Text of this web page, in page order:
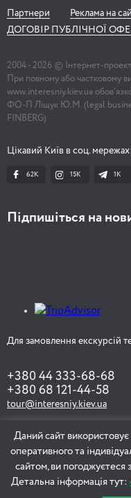
Партнери Реклама на
ДОГОВІР ПУБЛІЧНОЇ
2004 - 2026 © Інтернет-
При повному або частковому
www.interesniy.kiev.ua
ФО-П Ліщук Ю.М. (legal
FINBERG)
Цікавий Київ в соц. мережах:
62K 15K 1К
Підпишіться на
Для замовлення екскурсій
+380 44 333-68-68
+380 68 121-44-58
tour@interesniy.kiev.ua
ЗАМОВИТИ ЕКСКУРСІЮ
Даний сайт
оперативного та
сайтом, ви
Детальна інформація тут: